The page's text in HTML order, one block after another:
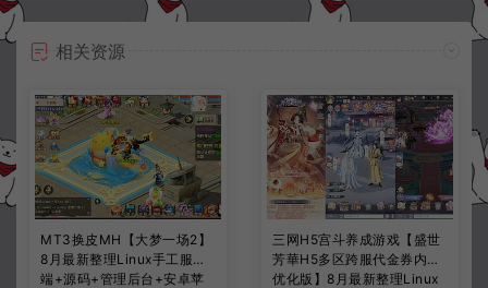
相关资源
MT3换皮MH【大梦一场2】
8月最新整理Linux手工服务
端+源码+管理后台+安卓苹
三网H5宫斗养成游戏【盛世
芳華H5多区跨服代金券内购
优化版】8月最新整理Linux